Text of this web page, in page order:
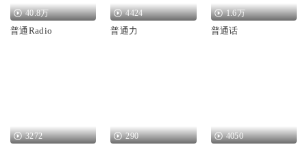
40.8万
普通Radio
4424
普通力
1.6万
普通话
3272 290 4050